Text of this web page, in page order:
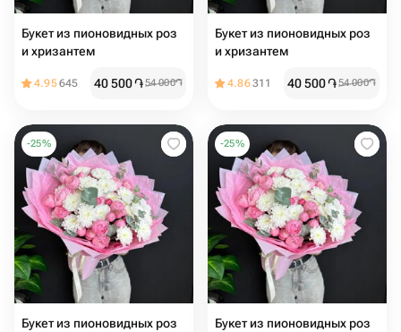
Букет из пионовидных роз
и хризантем ️
4.95645 40 500֏54 000֏
Букет из пионовидных роз
и хризантем
4.86311 40 500֏54 000֏
-25%
Букет из пионовидных роз
-25%
Букет из пионовидных роз